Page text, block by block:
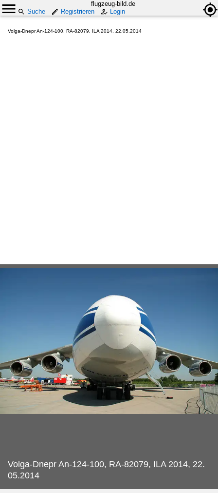
flugzeug-bild.de
Suche
Registrieren Login
Volga-Dnepr An-124-100, RA-82079, ILA 2014, 22.05.2014
Volga-Dnepr An-124-100, RA-82079, ILA 2014, 22.
05.2014